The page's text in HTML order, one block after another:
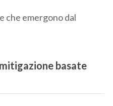
che emergono dal
basate